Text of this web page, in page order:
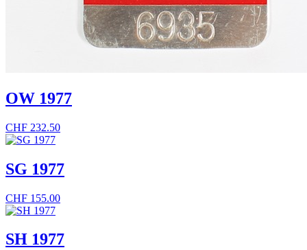
OW 1977
CHF 232.50
SG 1977
CHF 155.00
SH 1977